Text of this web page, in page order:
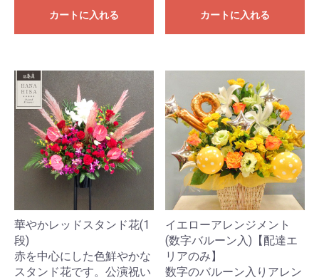
カートに入れる カートに入れる
華やかレッドスタンド花(1
段)
赤を中心にした色鮮やかな
スタンド花です。公演祝い
イエローアレンジメント
(数字バルーン入)【配達エ
リアのみ】
数字のバルーン入りアレン